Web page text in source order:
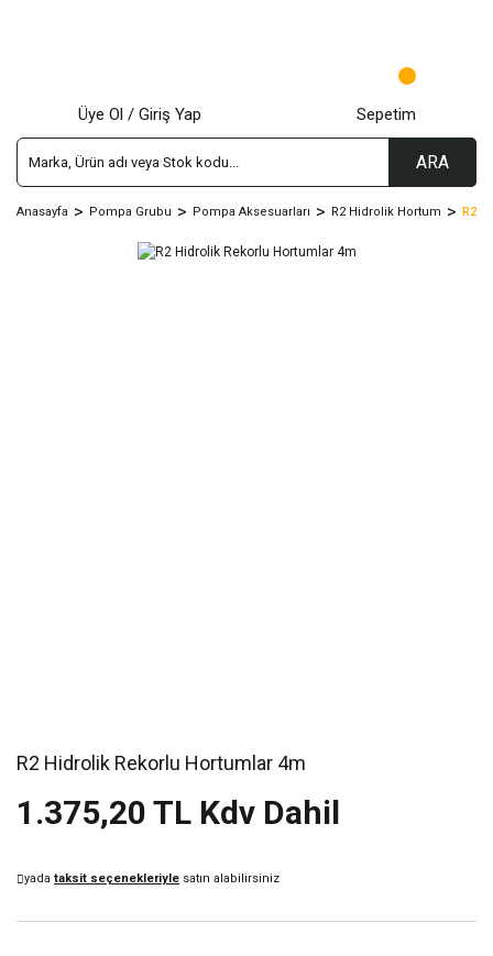
ARA
Üye Ol / Giriş Yap Sepetim
Anasayfa Pompa Grubu Pompa Aksesuarları R2 Hidrolik Hortum R2
R2 Hidrolik Rekorlu Hortumlar 4m
1.375,20 TL Kdv Dahil
yada taksit seçenekleriyle satın alabilirsiniz